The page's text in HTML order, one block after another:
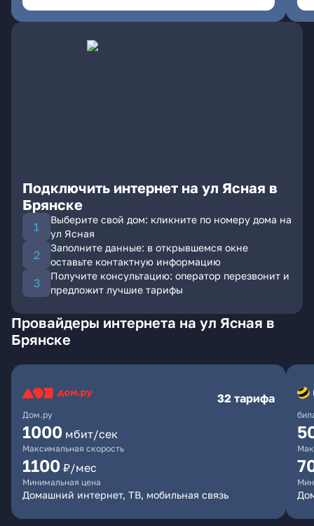
Подключить интернет на ул Ясная в
Брянске
Выберите свой дом: кликните по номеру дома на
ул Ясная
Заполните данные: в открывшемся окне
оставьте контактную информацию
Получите консультацию: оператор перезвонит и
предложит лучшие тарифы
Провайдеры интернета на ул Ясная в
Брянске
Дом.ру
32 тарифа
1000 мбит/сек
Максимальная скорость
1100 ₽/мес
Минимальная цена
Домашний интернет, ТВ, мобильная связь